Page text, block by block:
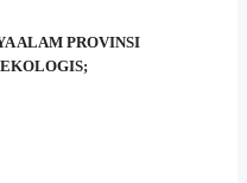
ALAM PROVINSI